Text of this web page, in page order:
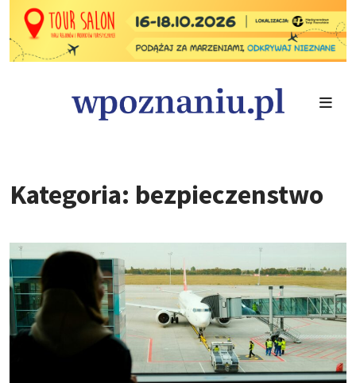
Kategoria: bezpieczenstwo